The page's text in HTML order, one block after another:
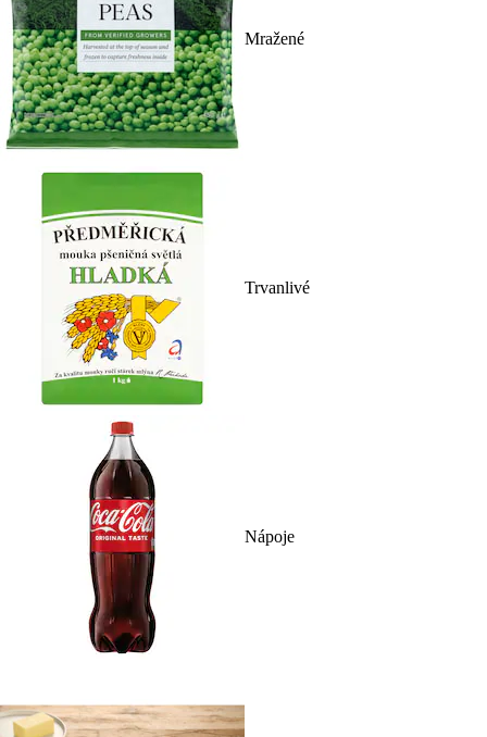
Mražené
Trvanlivé
Nápoje